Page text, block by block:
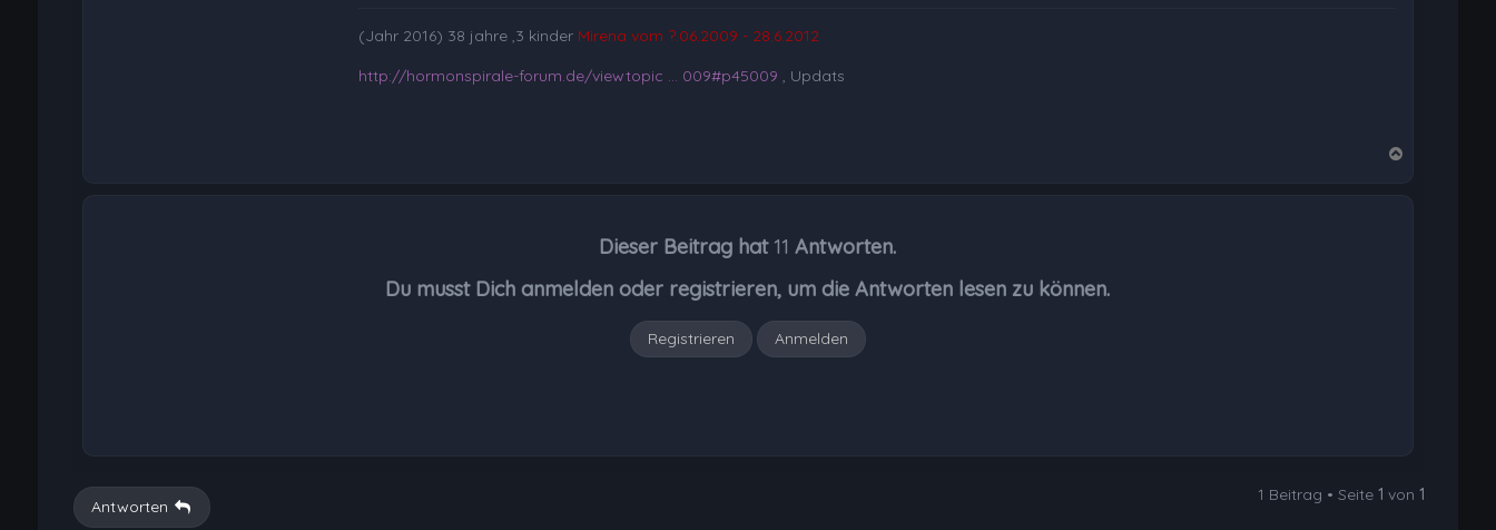
(Jahr 2016) 38 jahre ,3 kinder Mirena vom ?.06.2009 - 28.6.2012
http://hormonspirale-forum.de/viewtopic ... 009#p45009 , Updats
Dieser Beitrag hat 11 Antworten.
Du musst Dich anmelden oder registrieren, um die Antworten lesen zu können.
Registrieren Anmelden
Antworten
1 Beitrag • Seite1 von1